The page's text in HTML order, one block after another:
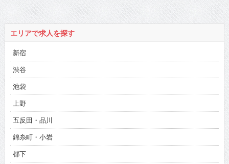
エリアで求人を探す
新宿
渋谷
池袋
上野
五反田・品川
錦糸町・小岩
都下